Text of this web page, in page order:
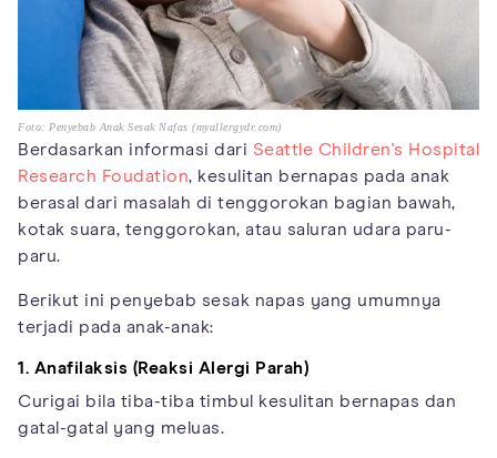
Foto: Penyebab Anak Sesak Nafas (myallergydr.com)
Berdasarkan informasi dari Seattle Children's Hospital
Research Foudation, kesulitan bernapas pada anak
berasal dari masalah di tenggorokan bagian bawah,
kotak suara, tenggorokan, atau saluran udara paru-
paru.
Berikut ini penyebab sesak napas yang umumnya
terjadi pada anak-anak:
1. Anafilaksis (Reaksi Alergi Parah)
Curigai bila tiba-tiba timbul kesulitan bernapas dan
gatal-gatal yang meluas.